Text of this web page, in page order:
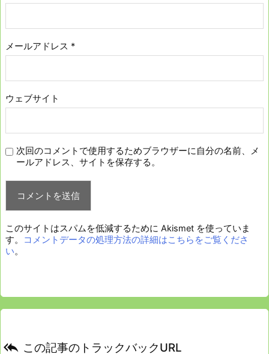
メールアドレス *
ウェブサイト
次回のコメントで使用するためブラウザーに自分の名前、メ
ールアドレス、サイトを保存する。
このサイトはスパムを低減するために Akismet を使っていま
す。
コメントデータの処理方法の詳細はこちらをご覧くださ
い。
 この記事のトラックバックURL